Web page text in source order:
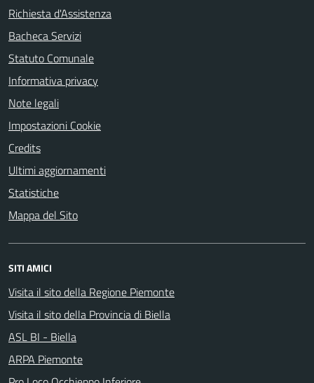
Richiesta d'Assistenza
Bacheca Servizi
Statuto Comunale
Informativa privacy
Note legali
Impostazioni Cookie
Credits
Ultimi aggiornamenti
Statistiche
Mappa del Sito
SITI AMICI
Visita il sito della Regione Piemonte
Visita il sito della Provincia di Biella
ASL BI - Biella
ARPA Piemonte